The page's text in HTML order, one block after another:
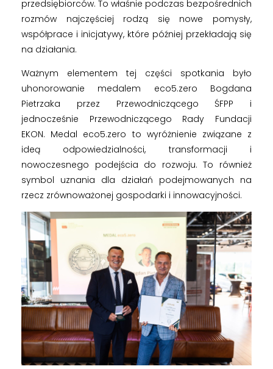
przedsiębiorców. To właśnie podczas bezpośrednich
rozmów najczęściej rodzą się nowe pomysły,
współprace i inicjatywy, które później przekładają się
na działania.
Ważnym elementem tej części spotkania było
uhonorowanie medalem eco5.zero Bogdana
Pietrzaka przez Przewodniczącego ŚFPP i
jednocześnie Przewodniczącego Rady Fundacji
EKON. Medal eco5.zero to wyróżnienie związane z
ideą odpowiedzialności, transformacji i
nowoczesnego podejścia do rozwoju. To również
symbol uznania dla działań podejmowanych na
rzecz zrównoważonej gospodarki i innowacyjności.